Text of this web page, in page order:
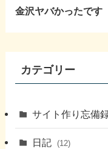
金沢ヤバかったです
カテゴリー
サイト作り忘備
日記 (12)